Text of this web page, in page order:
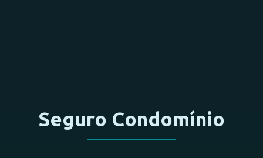
Seguro Condomínio